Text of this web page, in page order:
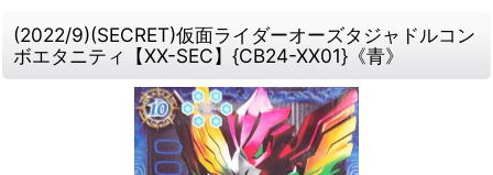
(2022/9)(SECRET)仮面ライダーオーズタジャドルコン
ボエタニティ【XX-SEC】{CB24-XX01}《青》